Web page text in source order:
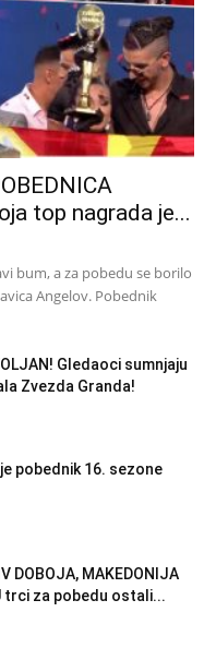
top nagrada je...
bum, a za pobedu se borilo
Angelov. Pobednik
Gledaoci sumnjaju
Zvezda Granda!
pobednik 16. sezone
DOBOJA, MAKEDONIJA
trci za pobedu ostali...